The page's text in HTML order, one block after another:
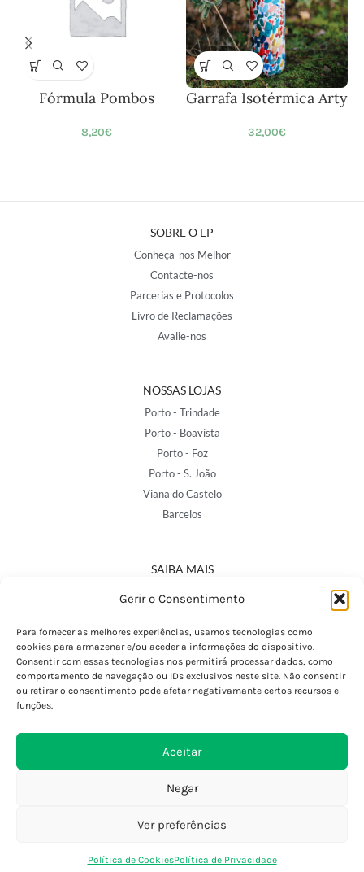
Gerir o Consentimento
Para fornecer as melhores experiências, usamos tecnologias como
cookies para armazenar e/ou aceder a informações do dispositivo.
Consentir com essas tecnologias nos permitirá processar dados, como
comportamento de navegação ou IDs exclusivos neste site. Não consentir
ou retirar o consentimento pode afetar negativamante certos recursos e
funções.
Aceitar
Negar
Ver preferências
Política de CookiesPolítica de Privacidade
Fórmula Pombos
8,20€
Garrafa Isotérmica Arty
32,00€
SOBRE O EP
Conheça-nos Melhor
Contacte-nos
Parcerias e Protocolos
Livro de Reclamações
Avalie-nos
NOSSAS LOJAS
Porto - Trindade
Porto - Boavista
Porto - Foz
Porto - S. João
Viana do Castelo
Barcelos
SAIBA MAIS
Política de Privacidade
Termos e Condições
Perguntas Frequentes
Custos de Envio
Encomendas Internacionais
Devoluções e Trocas